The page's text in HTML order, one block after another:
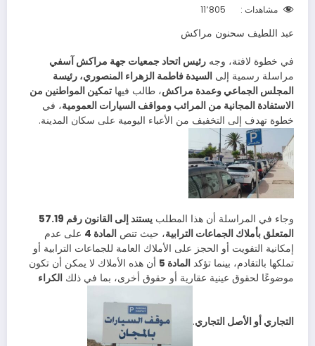
مشاهدات : 11٬805
عبد اللطيف سحنون مراكش
في خطوة لافتة، وجه رئيس اتحاد جمعيات جهة مراكش آسفي
مراسلة رسمية إلى السيدة فاطمة الزهراء المنصوري، رئيسة
المجلس الجماعي وعمدة مراكش، طالب فيها تمكين المواطنين من
الاستفادة المجانية من المرائب ومواقف السيارات العمومية، في
خطوة تهدف إلى التخفيف من الأعباء اليومية على سكان المدينة.
وجاء في المراسلة أن هذا المطلب
يستند إلى القانون رقم 57.19
المتعلق بأملاك الجماعات الترابية، حيث تنص المادة 4
على عدم
إمكانية التفويت أو الحجز على الأملاك العامة للجماعات الترابية أو
تملكها بالتقادم، بينما تؤكد المادة 5
أن هذه الأملاك لا يمكن أن تكون
موضوعًا لحقوق عينية عقارية أو حقوق أخرى، بما في ذلك الكراء
التجاري أو الأصل التجاري.